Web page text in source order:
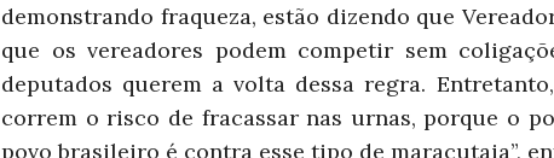
demonstrando fraqueza, estão dizendo que
que os vereadores podem competir sem
deputados querem a volta dessa regra.
correm o risco de fracassar nas urnas, porque o
povo brasileiro é contra esse tipo de maracutaia”,